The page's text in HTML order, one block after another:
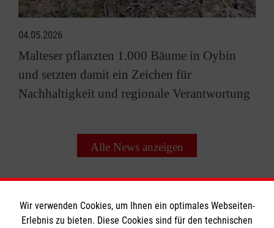
04.05.2026
Malteser pflanzten 1.000 Bäume in Oybin
und setzten damit ein Zeichen für
Nachhaltigkeit und regionale Verantwortung
Alle News anzeigen
Wir verwenden Cookies, um Ihnen ein optimales Webseiten-
Erlebnis zu bieten. Diese Cookies sind für den technischen